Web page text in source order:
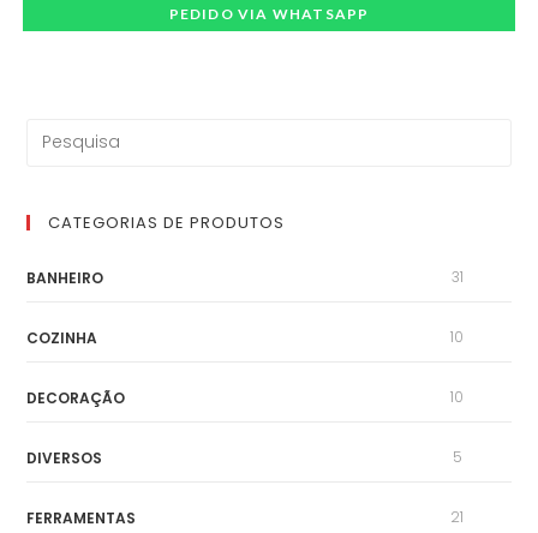
PEDIDO VIA WHATSAPP
CATEGORIAS DE PRODUTOS
BANHEIRO 31
COZINHA 10
DECORAÇÃO 10
DIVERSOS 5
FERRAMENTAS 21